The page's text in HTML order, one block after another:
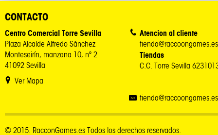
CONTACTO
Centro Comercial Torre Sevilla
Plaza Alcalde Alfredo Sánchez
Monteseirín, manzana 10, nº 2
41092 Sevilla
Ver Mapa
Atencion al cliente
tienda@raccoongames.es
Tiendas
C.C. Torre Sevilla
tienda@raccoongames.es
© 2015. RacconGames.es Todos los derechos reservados.